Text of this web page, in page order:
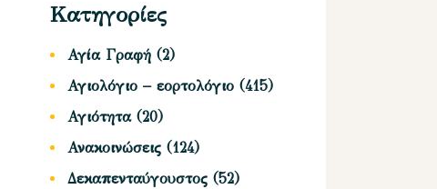
Κατηγορίες
Αγία Γραφή (2)
Αγιολόγιο – εορτολόγιο (415)
Αγιότητα(20)
Ανακοινώσεις (124)
Δεκαπενταύγουστος (52)